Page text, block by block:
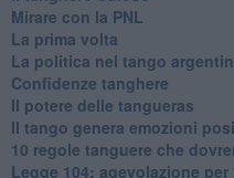
Mirare con la PNL
La prima volta
La politica nel tango
Confidenze tanghere
Il potere delle tangueras
Il tango genera emozioni
10 regole tanguere che
Legge 104: agevolazione